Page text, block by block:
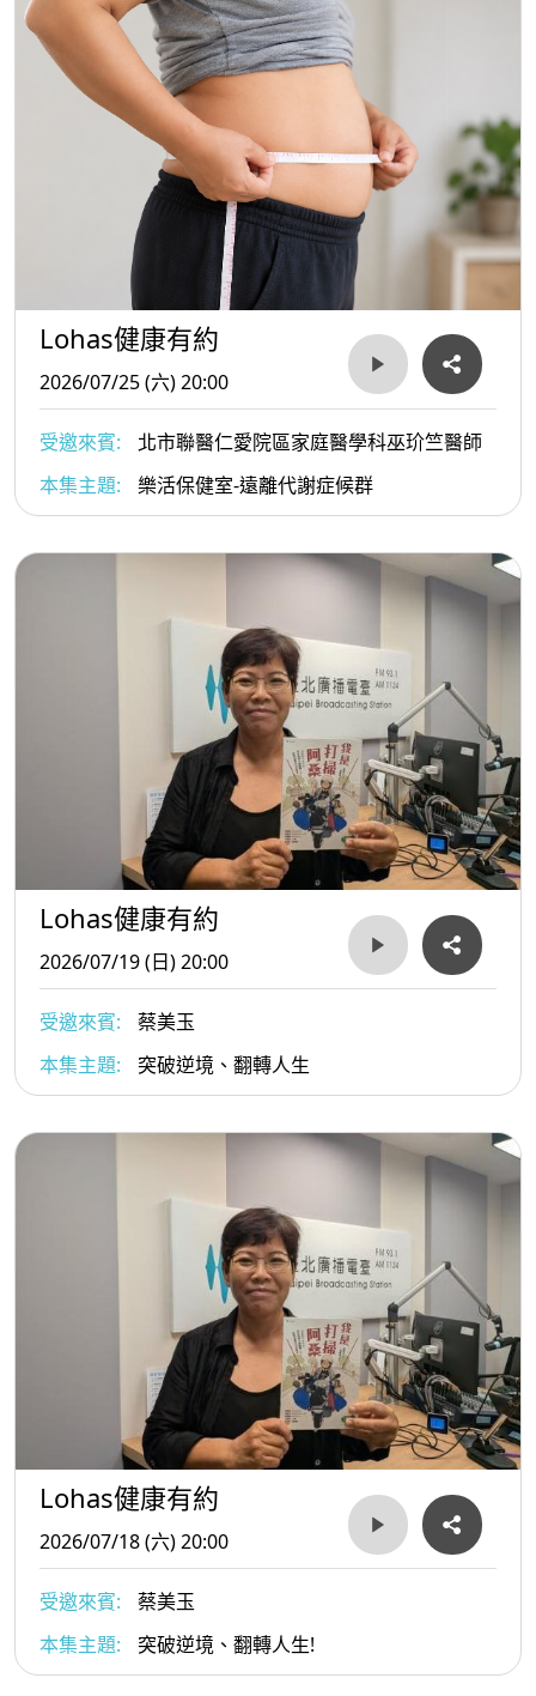
Lohas健康有約
2026/07/25 (六) 20:00
受邀來賓:
北市聯醫仁愛院區家庭醫學科巫玠竺醫師
本集主題:
樂活保健室-遠離代謝症候群
Lohas健康有約
2026/07/19 (日) 20:00
受邀來賓:
蔡美玉
本集主題:
突破逆境、翻轉人生
Lohas健康有約
2026/07/18 (六) 20:00
受邀來賓:
蔡美玉
本集主題:
突破逆境、翻轉人生!